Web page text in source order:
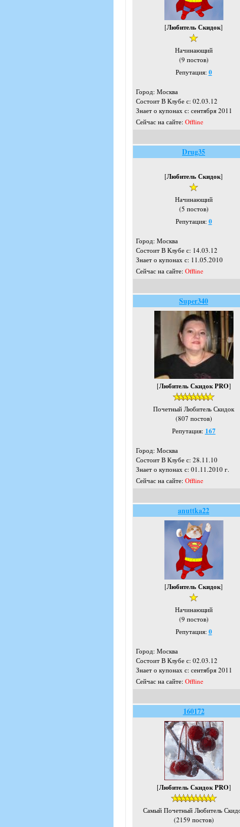
[Любитель Скидок]
Начинающий
(9 постов)
Репутация: 0
Город: Москва
Состоит В Клубе с: 02.03.12
Знает о купонах с: сентября 2011
Сейчас на сайте: Offline
Drug35
[Любитель Скидок]
Начинающий
(5 постов)
Репутация: 0
Город: Москва
Состоит В Клубе с: 14.03.12
Знает о купонах с: 11.05.2010
Сейчас на сайте: Offline
Super340
[Любитель Скидок PRO]
Почетный Любитель Скидок
(807 постов)
Репутация: 167
Город: Москва
Состоит В Клубе с: 28.11.10
Знает о купонах с: 01.11.2010 г.
Сейчас на сайте: Offline
anuttka22
[Любитель Скидок]
Начинающий
(9 постов)
Репутация: 0
Город: Москва
Состоит В Клубе с: 02.03.12
Знает о купонах с: сентября 2011
Сейчас на сайте: Offline
160172
[Любитель Скидок PRO]
Самый Почетный Любитель
(2159 постов)